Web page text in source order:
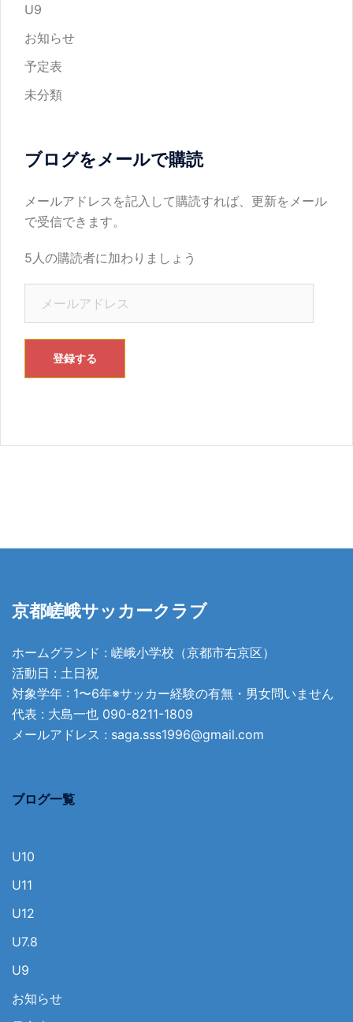
U9
お知らせ
予定表
未分類
ブログをメールで購読
メールアドレスを記入して購読すれば、更新をメール
で受信できます。
5人の購読者に加わりましょう
ド
登録する
京都嵯峨サッカークラブ
ホームグランド : 嵯峨小学校（京都市右京区）
活動日 : 土日祝
対象学年 : 1〜6年※サッカー経験の有無・男女問いません
代表 : 大島一也 090-8211-1809
メールアドレス : saga.sss1996@gmail.com
ブログ一覧
U10
U11
U12
U7.8
U9
お知らせ